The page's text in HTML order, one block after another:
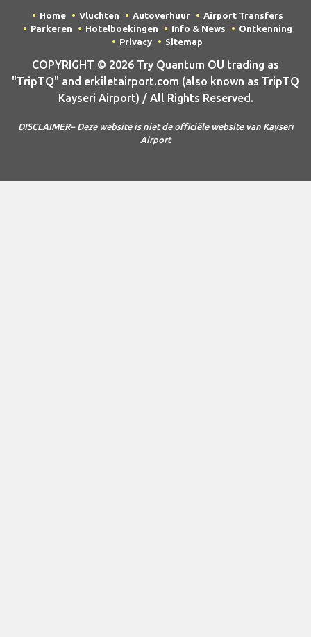
Home Vluchten Autoverhuur
Airport Transfers
Parkeren
Hotelboekingen Info & News
Ontkenning
Privacy
Sitemap
COPYRIGHT © 2026 Try Quantum OU trading as
"TripTQ" and erkiletairport.com (also known as TripTQ
Kayseri Airport) / All Rights Reserved.
DISCLAIMER– Deze website is niet de officiële website van Kayseri
Airport